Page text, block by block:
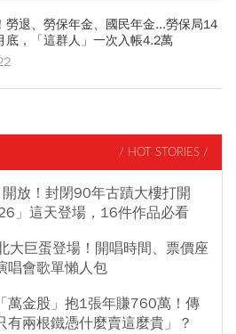
勞退、勞保年金、國民年金...勞保局14
底，「這群人」一次入帳4.2萬
/ HOT STORIES /
放！封閉90年古蹟大樓打開
」這天登場，16件作品必看
大巨蛋登場！開唱時間、票價座
唱會歌單懶人包
萬金股」抱1張年賺760萬！傳
有兩根鐵憑什麼賣這麼貴」？